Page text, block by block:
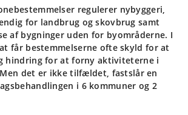
regulerer nybyggeri,
for landbrug og skovbrug samt
af bygninger uden for byområderne. I
får bestemmelserne ofte skyld for at
hindring for at forny aktiviteterne i
det er ikke tilfældet, fastslår en
i 6 kommuner og 2